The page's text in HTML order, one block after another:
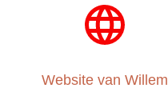
Website van Willem